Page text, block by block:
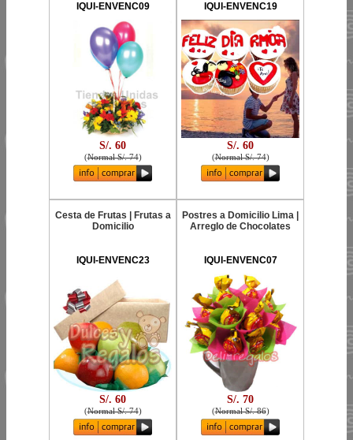
IQUI-ENVENC09
S/. 60
(Normal S/. 74)
IQUI-ENVENC19
S/. 60
(Normal S/. 74)
Cesta de Frutas | Frutas a
Domicilio
IQUI-ENVENC23
S/. 60
(Normal S/. 74)
Postres a Domicilio Lima |
Arreglo de Chocolates
IQUI-ENVENC07
S/. 70
(Normal S/. 86)